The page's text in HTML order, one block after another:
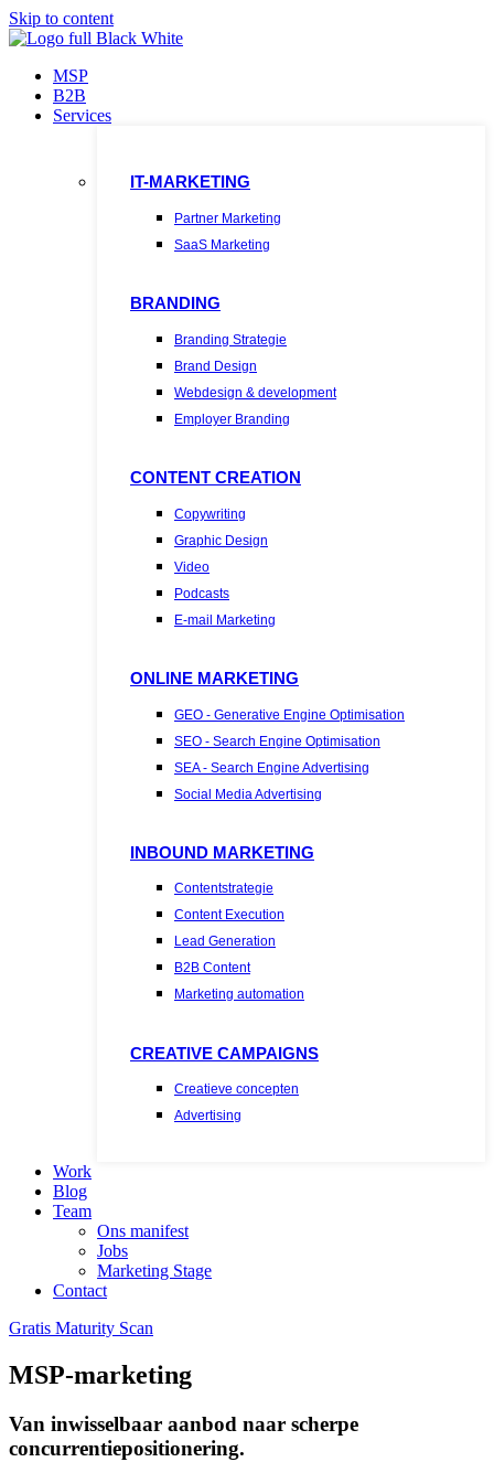
Skip to content
MSP
B2B
Services
IT-MARKETING
Partner Marketing
SaaS Marketing
BRANDING
Branding Strategie
Brand Design
Webdesign & development
Employer Branding
CONTENT CREATION
Copywriting
Graphic Design
Video
Podcasts
E-mail Marketing
ONLINE MARKETING
GEO - Generative Engine Optimisation
SEO - Search Engine Optimisation
SEA - Search Engine Advertising
Social Media Advertising
INBOUND MARKETING
Contentstrategie
Content Execution
Lead Generation
B2B Content
Marketing automation
CREATIVE CAMPAIGNS
Creatieve concepten
Advertising
Work
Blog
Team
Ons manifest
Jobs
Marketing Stage
Contact
Gratis Maturity Scan
MSP-marketing
Van inwisselbaar aanbod naar scherpe
concurrentiepositionering.